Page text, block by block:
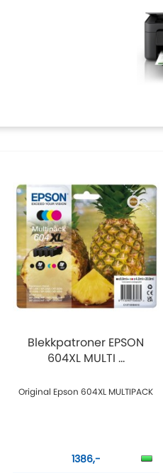
Blekkpatroner EPSON
604XL MULTI ...
Original Epson 604XL MULTIPACK
1386,-